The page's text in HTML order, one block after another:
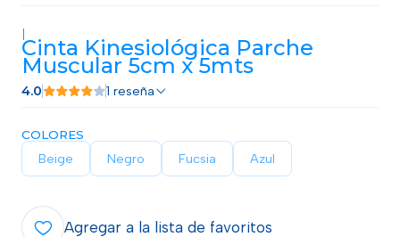
|
Cinta Kinesiológica Parche
Muscular 5cm x 5mts
4.0 1 reseña
COLORES
Beige Negro Fucsia Azul
Agregar a la lista de favoritos